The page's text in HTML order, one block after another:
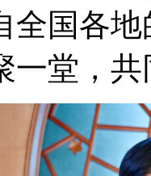
全国各
一堂，